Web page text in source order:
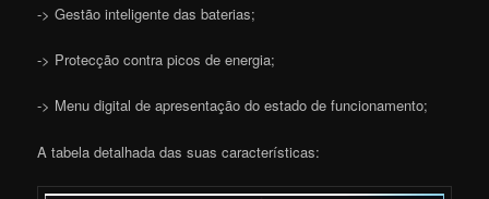
-> Gestão inteligente das baterias;
-> Protecção contra picos de energia;
-> Menu digital de apresentação do estado de funcionamento;
A tabela detalhada das suas características: